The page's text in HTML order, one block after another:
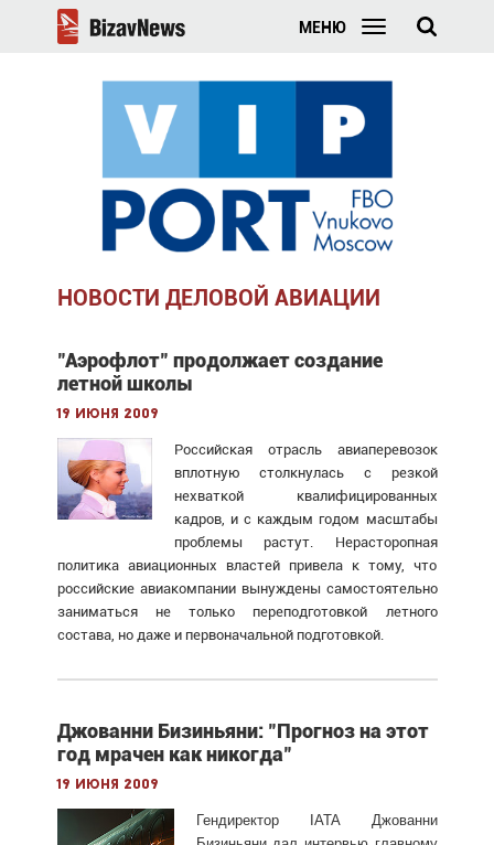
МЕНЮ
НОВОСТИ ДЕЛОВОЙ АВИАЦИИ
"Аэрофлот" продолжает создание
летной школы
19 июня 2009
Российская отрасль авиаперевозок
вплотную столкнулась с резкой
нехваткой квалифицированных
кадров, и с каждым годом масштабы
проблемы растут. Нерасторопная
политика авиационных властей привела к тому, что
российские авиакомпании вынуждены самостоятельно
заниматься не только переподготовкой летного
состава, но даже и первоначальной подготовкой.
Джованни Бизиньяни: "Прогноз на этот
год мрачен как никогда"
19 июня 2009
Гендиректор IATA Джованни